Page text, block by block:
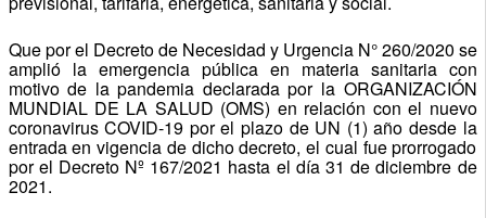
Que por el Decreto de Necesidad y Urgencia N° 260/2020 se
amplió la emergencia pública en materia sanitaria con
motivo de la pandemia declarada por la ORGANIZACIÓN
MUNDIAL DE LA SALUD (OMS) en relación con el nuevo
coronavirus COVID-19 por el plazo de UN (1) año desde la
entrada en vigencia de dicho decreto, el cual fue prorrogado
por el Decreto Nº 167/2021 hasta el día 31 de diciembre de
2021.